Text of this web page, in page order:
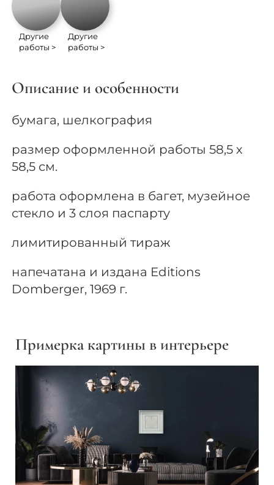
Другие
работы >
Другие
работы >
Описание и особенности
бумага, шелкография
размер оформленной работы 58,5 х
58,5 см.
работа оформлена в багет, музейное
стекло и 3 слоя паспарту
лимитированный тираж
напечатана и издана Editions
Domberger, 1969 г.
Примерка картины в интерьере